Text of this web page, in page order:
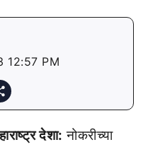
12:57 PM
देशा: नोकरीच्या